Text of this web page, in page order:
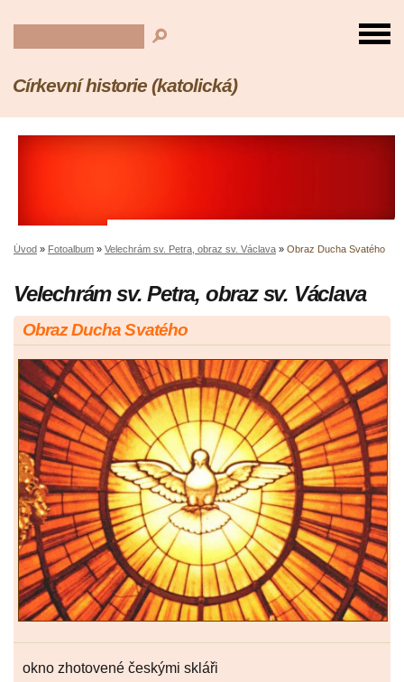
Církevní historie (katolická)
Úvod » Fotoalbum » Velechrám sv. Petra, obraz sv. Václava » Obraz Ducha Svatého
Velechrám sv. Petra, obraz sv. Václava
Obraz Ducha Svatého
okno zhotovené českými skláři